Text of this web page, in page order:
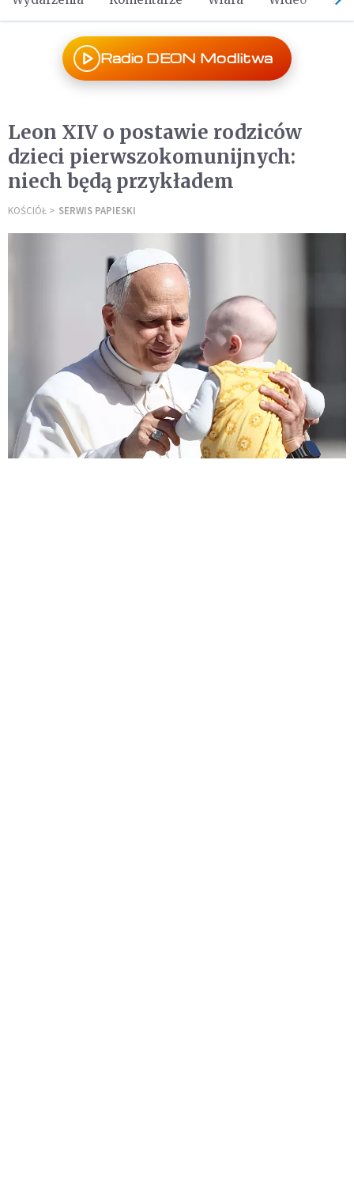
Radio DEON Modlitwa
Leon XIV o postawie rodziców
dzieci pierwszokomunijnych:
niech będą przykładem
KOŚCIÓŁ SERWIS PAPIESKI